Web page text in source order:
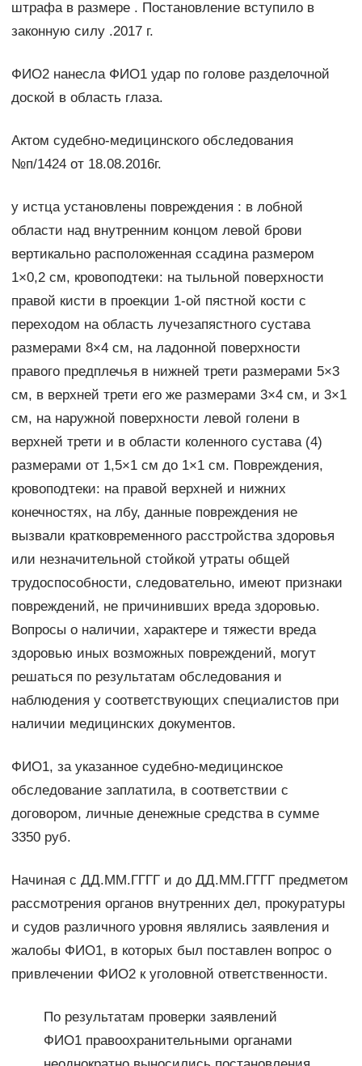
штрафа в размере . Постановление вступило в
законную силу .2017 г.
ФИО2 нанесла ФИО1 удар по голове разделочной
доской в область глаза.
Актом судебно-медицинского обследования
№п/1424 от 18.08.2016г.
у истца установлены повреждения : в лобной
области над внутренним концом левой брови
вертикально расположенная ссадина размером
1×0,2 см, кровоподтеки: на тыльной поверхности
правой кисти в проекции 1-ой пястной кости с
переходом на область лучезапястного сустава
размерами 8×4 см, на ладонной поверхности
правого предплечья в нижней трети размерами 5×3
см, в верхней трети его же размерами 3×4 см, и 3×1
см, на наружной поверхности левой голени в
верхней трети и в области коленного сустава (4)
размерами от 1,5×1 см до 1×1 см. Повреждения,
кровоподтеки: на правой верхней и нижних
конечностях, на лбу, данные повреждения не
вызвали кратковременного расстройства здоровья
или незначительной стойкой утраты общей
трудоспособности, следовательно, имеют признаки
повреждений, не причинивших вреда здоровью.
Вопросы о наличии, характере и тяжести вреда
здоровью иных возможных повреждений, могут
решаться по результатам обследования и
наблюдения у соответствующих специалистов при
наличии медицинских документов.
ФИО1, за указанное судебно-медицинское
обследование заплатила, в соответствии с
договором, личные денежные средства в сумме
3350 руб.
Начиная с ДД.ММ.ГГГГ и до ДД.ММ.ГГГГ предметом
рассмотрения органов внутренних дел, прокуратуры
и судов различного уровня являлись заявления и
жалобы ФИО1, в которых был поставлен вопрос о
привлечении ФИО2 к уголовной ответственности.
По результатам проверки заявлений
ФИО1 правоохранительными органами